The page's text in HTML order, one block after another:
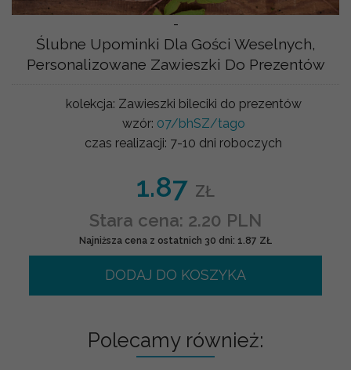
-
Ślubne Upominki Dla Gości Weselnych,
Personalizowane Zawieszki Do Prezentów
kolekcja: Zawieszki bileciki do prezentów
wzór: 07/bhSZ/tago
czas realizacji: 7-10 dni roboczych
1.87 ZŁ
Stara cena: 2.20 PLN
Najniższa cena z ostatnich 30 dni: 1.87 ZŁ
DODAJ DO KOSZYKA
Polecamy również: